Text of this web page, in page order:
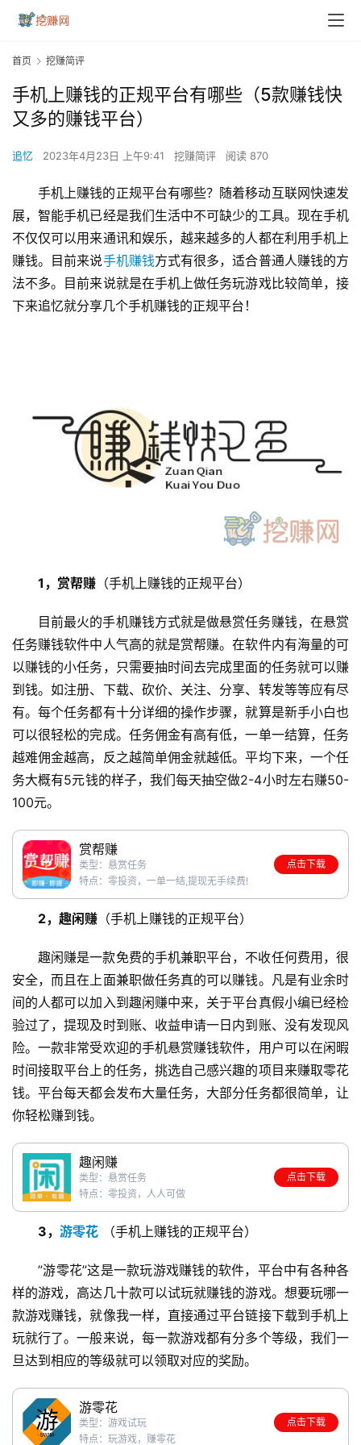
首页 挖赚简评
手机上赚钱的正规平台有哪些（5款赚钱快
又多的赚钱平台）
追忆 2023年4月23日 上午9:41 挖赚简评 阅读 870
手机上赚钱的正规平台有哪些？随着移动互联网快速发
展，智能手机已经是我们生活中不可缺少的工具。现在手机
不仅仅可以用来通讯和娱乐，越来越多的人都在利用手机上
赚钱。目前来说手机赚钱方式有很多，适合普通人赚钱的方
法不多。目前来说就是在手机上做任务玩游戏比较简单，接
下来追忆就分享几个手机赚钱的正规平台！
1，赏帮赚 （手机上赚钱的正规平台）
目前最火的手机赚钱方式就是做悬赏任务赚钱，在悬赏
任务赚钱软件中人气高的就是赏帮赚。在软件内有海量的可
以赚钱的小任务，只需要抽时间去完成里面的任务就可以赚
到钱。如注册、下载、砍价、关注、分享、转发等等应有尽
有。每个任务都有十分详细的操作步骤，就算是新手小白也
可以很轻松的完成。任务佣金有高有低，一单一结算，任务
越难佣金越高，反之越简单佣金就越低。平均下来，一个任
务大概有5元钱的样子，我们每天抽空做2-4小时左右赚50-
100元。
赏帮赚
类型：悬赏任务
特点：零投资，一单一结,提现无手续费!
点击下载
2，趣闲赚 （手机上赚钱的正规平台）
趣闲赚是一款免费的手机兼职平台，不收任何费用，很
安全，而且在上面兼职做任务真的可以赚钱。凡是有业余时
间的人都可以加入到趣闲赚中来，关于平台真假小编已经检
验过了，提现及时到账、收益申请一日内到账、没有发现风
险。一款非常受欢迎的手机悬赏赚钱软件，用户可以在闲暇
时间接取平台上的任务，挑选自己感兴趣的项目来赚取零花
钱。平台每天都会发布大量任务，大部分任务都很简单，让
你轻松赚到钱。
趣闲赚
类型：悬赏任务
特点：零投资，人人可做
点击下载
3， 游零花 （手机上赚钱的正规平台）
”游零花”这是一款玩游戏赚钱的软件，平台中有各种各
样的游戏，高达几十款可以试玩就赚钱的游戏。想要玩哪一
款游戏赚钱，就像我一样，直接通过平台链接下载到手机上
玩就行了。一般来说，每一款游戏都有分多个等级，我们一
旦达到相应的等级就可以领取对应的奖励。
游零花
类型：游戏试玩
特点：玩游戏，赚零花
点击下载